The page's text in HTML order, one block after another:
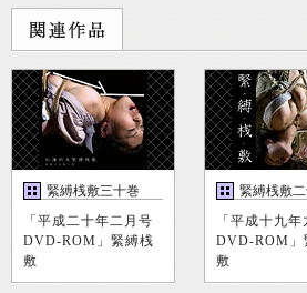
緊縛桟敷三十巻
「平成二十年二月号
DVD-ROM」緊縛桟
敷
緊縛桟敷
「平成十九
DVD-ROM」
敷